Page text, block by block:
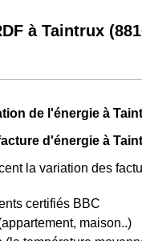
à Taintrux
de l'énergie à
d'énergie à
la variation des
certifiés BBC
maison..)